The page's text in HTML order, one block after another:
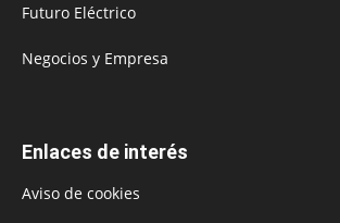
Futuro Eléctrico
Negocios y Empresa
Enlaces de interés
Aviso de cookies